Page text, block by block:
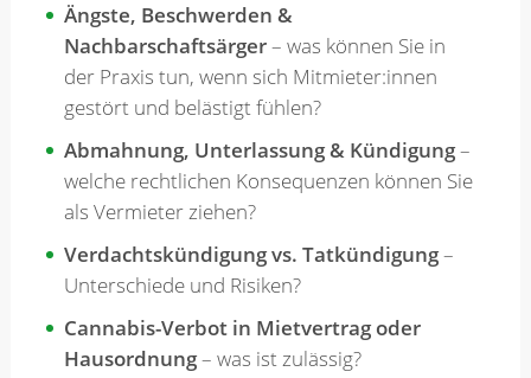
Ängste, Beschwerden &
Nachbarschaftsärger– was können Sie in
der Praxis tun, wenn sich Mitmieter:innen
gestört und belästigt fühlen?
Abmahnung, Unterlassung & Kündigung–
welche rechtlichen Konsequenzen können Sie
als Vermieter ziehen?
Verdachtskündigung vs. Tatkündigung–
Unterschiede und Risiken?
Cannabis-Verbot in Mietvertrag oder
Hausordnung– was ist zulässig?